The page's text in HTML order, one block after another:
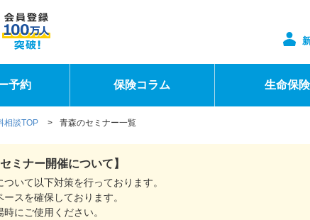
予約 保険コラム 生命保険
相談TOP > 青森のセミナー一覧
ミナー開催について】
いて以下対策を行っております。
スを確保しております。
にご使用ください。